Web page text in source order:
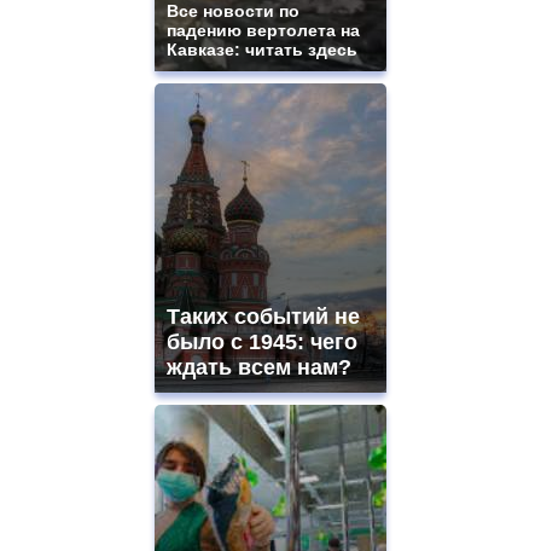
Все новости по
падению вертолета на
Кавказе: читать здесь
Таких событий не
было с 1945: чего
ждать всем нам?